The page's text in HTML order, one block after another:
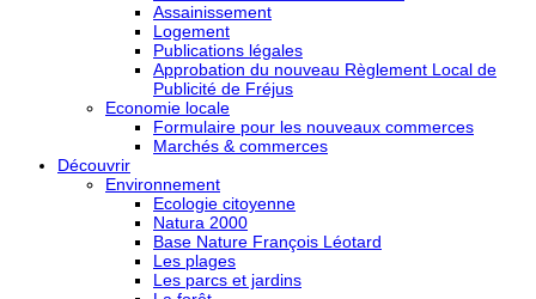
Assainissement
Logement
Publications légales
Approbation du nouveau Règlement Local de
Publicité de Fréjus
Economie locale
Formulaire pour les nouveaux commerces
Marchés & commerces
Découvrir
Environnement
Ecologie citoyenne
Natura 2000
Base Nature François Léotard
Les plages
Les parcs et jardins